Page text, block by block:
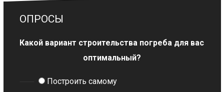
ОПРОСЫ
Какой вариант строительства погреба для вас
оптимальный?
Построить самому